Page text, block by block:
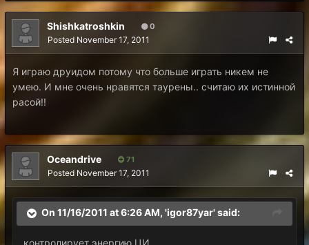
Shishkatroshkin 0
Posted November 17, 2011
Я играю друидом потому что больше играть никем не
умею. И мне очень нравятся таурены.. считаю их истинной
расой!!
Oceandrive 71
Posted November 17, 2011
On 11/16/2011 at 6:26 AM, 'igor87yar' said:
контролирует энергию ЦИ